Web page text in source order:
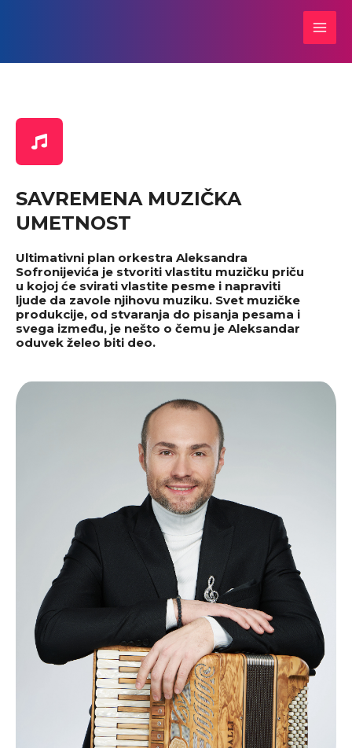
SAVREMENA MUZIČKA
UMETNOST
Ultimativni plan orkestra Aleksandra
Sofronijevića je stvoriti vlastitu muzičku priču
u kojoj će svirati vlastite pesme i napraviti
ljude da zavole njihovu muziku. Svet muzičke
produkcije, od stvaranja do pisanja pesama i
svega između, je nešto o čemu je Aleksandar
oduvek želeo biti deo.